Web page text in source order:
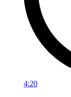
4:20